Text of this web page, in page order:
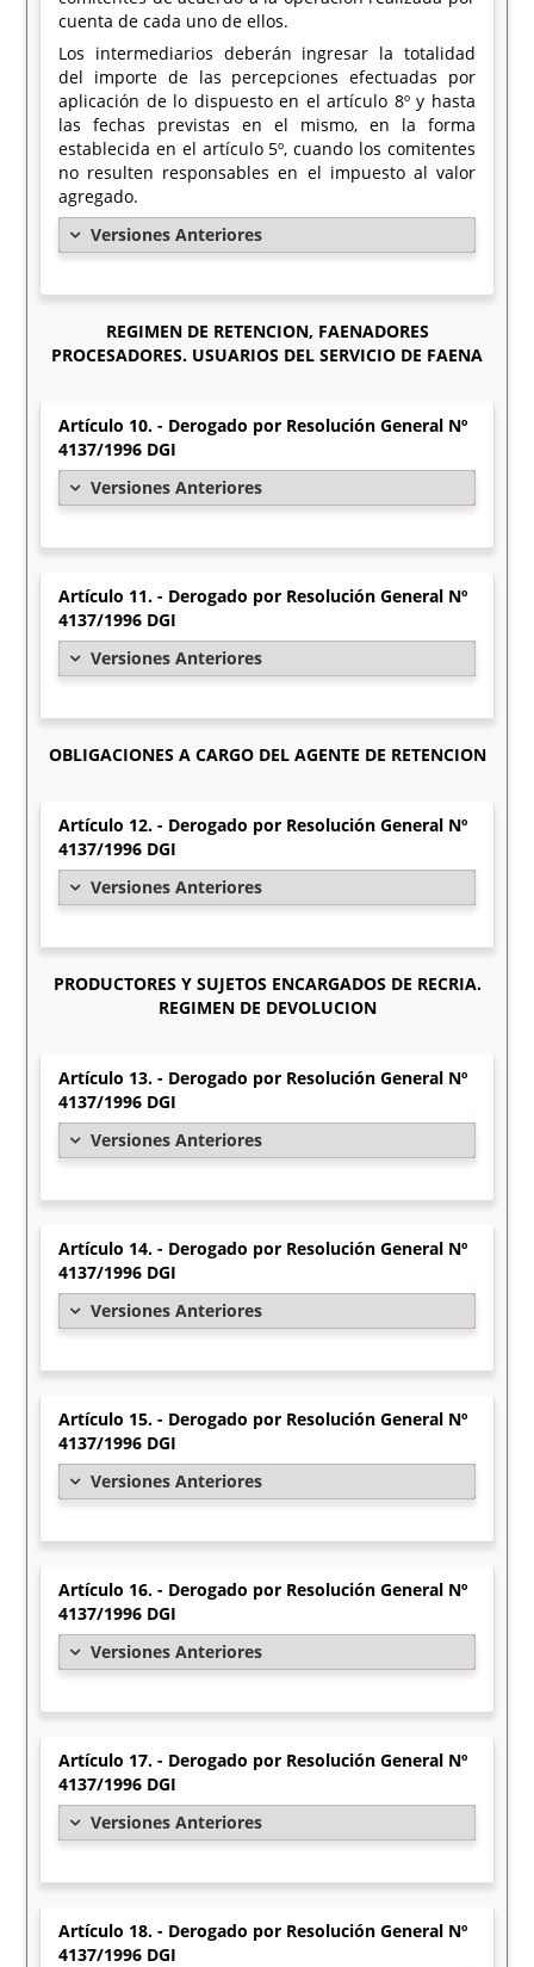
cuenta de cada uno de ellos.
Los intermediarios deberán ingresar la totalidad
del importe de las percepciones efectuadas por
aplicación de lo dispuesto en el artículo 8º y hasta
las fechas previstas en el mismo, en la forma
establecida en el artículo 5º, cuando los comitentes
no resulten responsables en el impuesto al valor
agregado.
Versiones Anteriores
REGIMEN DE RETENCION, FAENADORES
PROCESADORES. USUARIOS DEL SERVICIO DE FAENA
Artículo 10. - Derogado por Resolución General Nº
4137/1996 DGI
Versiones Anteriores
Artículo 11. - Derogado por Resolución General Nº
4137/1996 DGI
Versiones Anteriores
OBLIGACIONES A CARGO DEL AGENTE DE RETENCION
Artículo 12. - Derogado por Resolución General Nº
4137/1996 DGI
Versiones Anteriores
PRODUCTORES Y SUJETOS ENCARGADOS DE RECRIA.
REGIMEN DE DEVOLUCION
Artículo 13. - Derogado por Resolución General Nº
4137/1996 DGI
Versiones Anteriores
Artículo 14. - Derogado por Resolución General Nº
4137/1996 DGI
Versiones Anteriores
Artículo 15. - Derogado por Resolución General Nº
4137/1996 DGI
Versiones Anteriores
Artículo 16. - Derogado por Resolución General Nº
4137/1996 DGI
Versiones Anteriores
Artículo 17. - Derogado por Resolución General Nº
4137/1996 DGI
Versiones Anteriores
Artículo 18. - Derogado por Resolución General Nº
4137/1996 DGI